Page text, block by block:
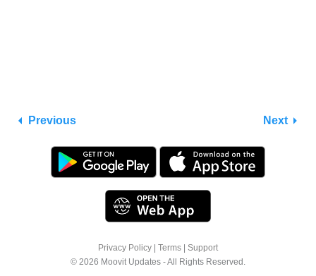
Previous Next
Privacy Policy Terms
Support
© 2026 Moovit Updates - All Rights Reserved.